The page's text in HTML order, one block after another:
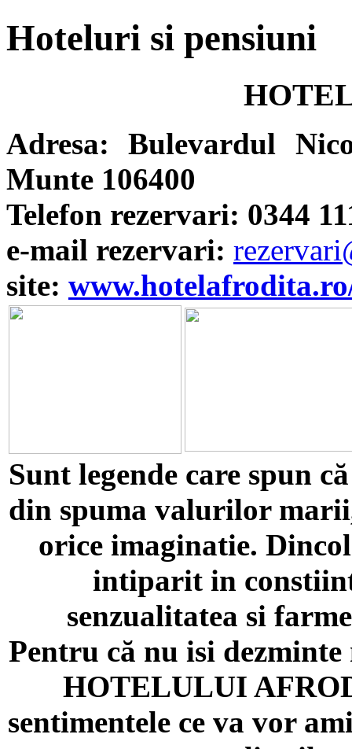
Hoteluri si pensiuni
Adresa: Bulevardul
Munte 106400
Telefon rezervari: 0344
e-mail rezervari:
site:
Sunt legende care spun
din spuma valurilor
orice imaginatie.
intiparit in
senzualitatea si
Pentru că nu isi
HOTELULUI
sentimentele ce va vor